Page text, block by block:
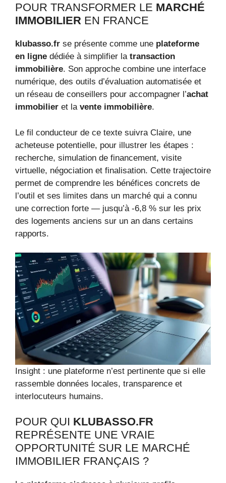
POUR TRANSFORMER LE MARCHÉ
IMMOBILIER EN FRANCE
klubasso.fr se présente comme une plateforme
en ligne dédiée à simplifier la transaction
immobilière. Son approche combine une interface
numérique, des outils d’évaluation automatisée et
un réseau de conseillers pour accompagner l’achat
immobilier et la vente immobilière.
Le fil conducteur de ce texte suivra Claire, une
acheteuse potentielle, pour illustrer les étapes :
recherche, simulation de financement, visite
virtuelle, négociation et finalisation. Cette trajectoire
permet de comprendre les bénéfices concrets de
l’outil et ses limites dans un marché qui a connu
une correction forte — jusqu’à -6,8 % sur les prix
des logements anciens sur un an dans certains
rapports.
Insight : une plateforme n’est pertinente que si elle
rassemble données locales, transparence et
interlocuteurs humains.
POUR QUI KLUBASSO.FR
REPRÉSENTE UNE VRAIE
OPPORTUNITÉ SUR LE MARCHÉ
IMMOBILIER FRANÇAIS ?